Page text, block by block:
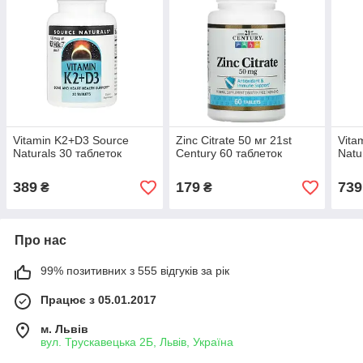
Vitamin K2+D3 Source
Naturals 30 таблеток
389 ₴
Zinc Citrate 50 мг 21st
Century 60 таблеток
179₴ 739
Про нас
99% позитивних з 555 відгуків за рік
Працює з 05.01.2017
м. Львів
вул. Трускавецька 2Б, Львів, Україна